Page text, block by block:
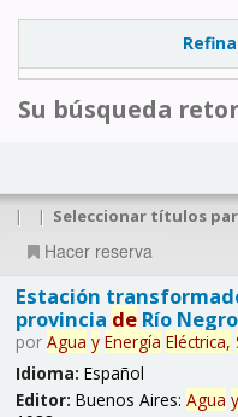
Su búsqueda
| | Seleccionar títulos
Hacer reserva
Estación
provincia deRío Negro
por Agua y Energía Eléctrica,
Idioma: Español
Editor: Buenos Aires: Agua y